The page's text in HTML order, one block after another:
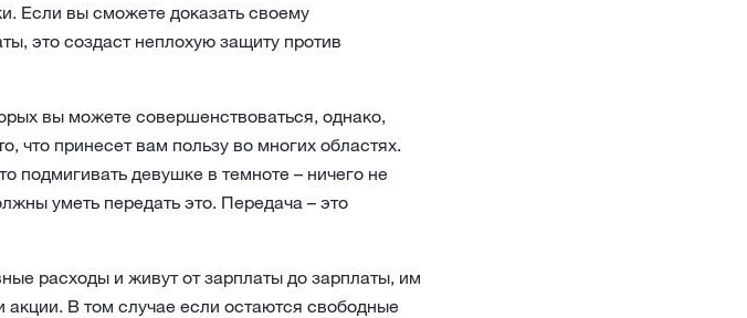
Если вы сможете доказать своему
это создаст неплохую защиту против
вы можете совершенствоваться, однако,
что принесет вам пользу во многих областях.
подмигивать девушке в темноте – ничего не
уметь передать это. Передача – это
расходы и живут от зарплаты до зарплаты, им
акции. В том случае если остаются свободные